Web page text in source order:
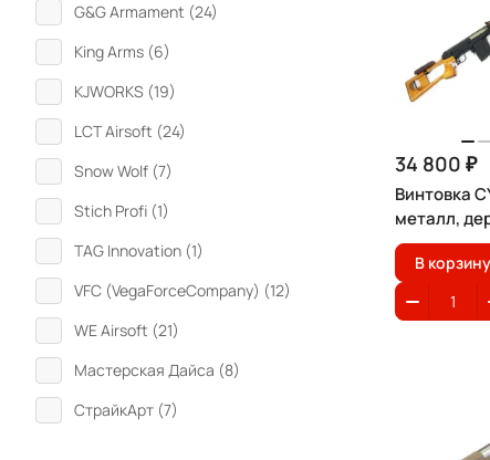
34 800 ₽
Винтовка
металл,
В корзину
G&G Armament (24)
King Arms (6)
KJWORKS (19)
LCT Airsoft (24)
Snow Wolf (7)
Stich Profi (1)
TAG Innovation (1)
VFC (VegaForceCompany) (12)
WE Airsoft (21)
Мастерская Дайса (8)
СтрайкАрт (7)